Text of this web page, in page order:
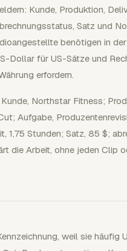
Kunde, Produktion,
Satz und
benötigen in
Dollar für US-Sätze und
erfordern.
Northstar Fitness;
Aufgabe,
1,75 Stunden; Satz, 85 $;
die Arbeit, ohne jeden Clip
weil sie häufig